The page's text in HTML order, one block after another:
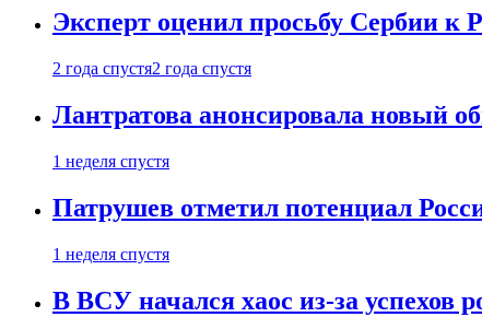
Эксперт оценил просьбу Сербии к
2 года спустя2 года спустя
Лантратова анонсировала новый
1 неделя спустя
Патрушев отметил потенциал
1 неделя спустя
В ВСУ начался хаос из-за успехов